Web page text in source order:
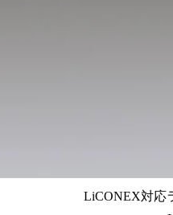
LiCONEX対応